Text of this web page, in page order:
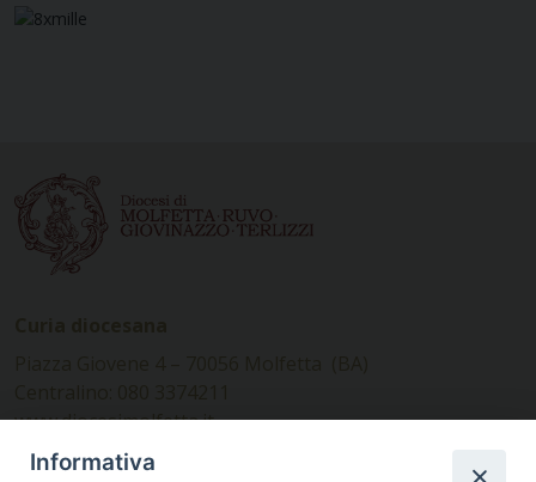
www.diocesimolfetta.it –
diocesimolfetta@pec.chiesacattolica.it
Informativa